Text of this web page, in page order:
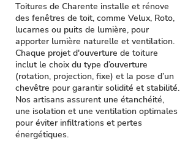
Toitures de Charente installe et rénove
des fenêtres de toit, comme Velux, Roto,
lucarnes ou puits de lumière, pour
apporter lumière naturelle et ventilation.
Chaque projet d'ouverture de toiture
inclut le choix du type d’ouverture
(rotation, projection, fixe) et la pose d’un
chevêtre pour garantir solidité et stabilité.
Nos artisans assurent une étanchéité,
une isolation et une ventilation optimales
pour éviter infiltrations et pertes
énergétiques.